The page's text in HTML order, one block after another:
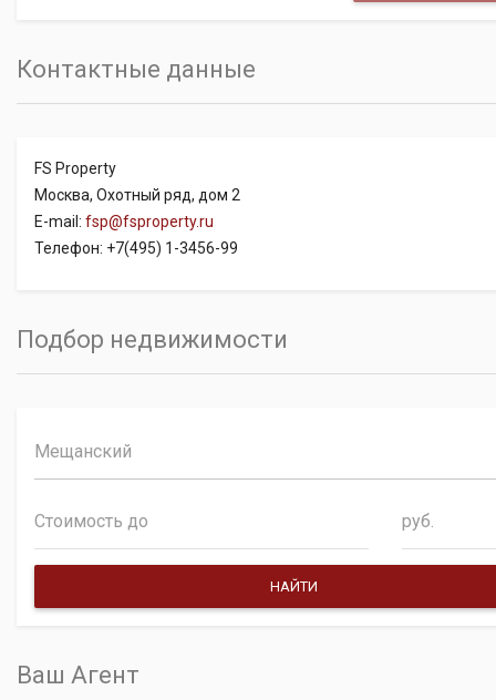
Контактные данные
FS Property
Москва, Охотный ряд, дом 2
E-mail: fsp@fsproperty.ru
Телефон: +7(495) 1-3456-99
Подбор недвижимости
Мещанский
руб.
Ваш Агент